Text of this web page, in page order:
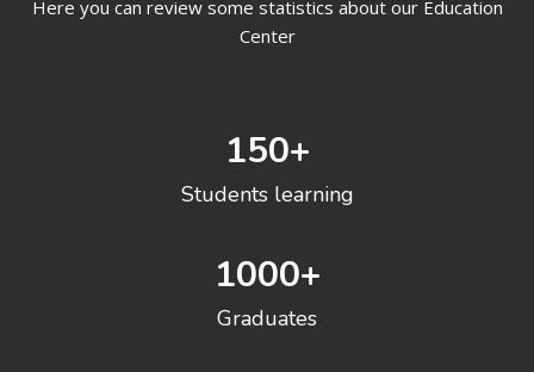
Here you can review some statistics about our Education
Center
150+
Students learning
1000+
Graduates